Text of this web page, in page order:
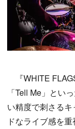
『WHITE
「Tell Me」とい
い精度で刺さる
ドなライブ感を